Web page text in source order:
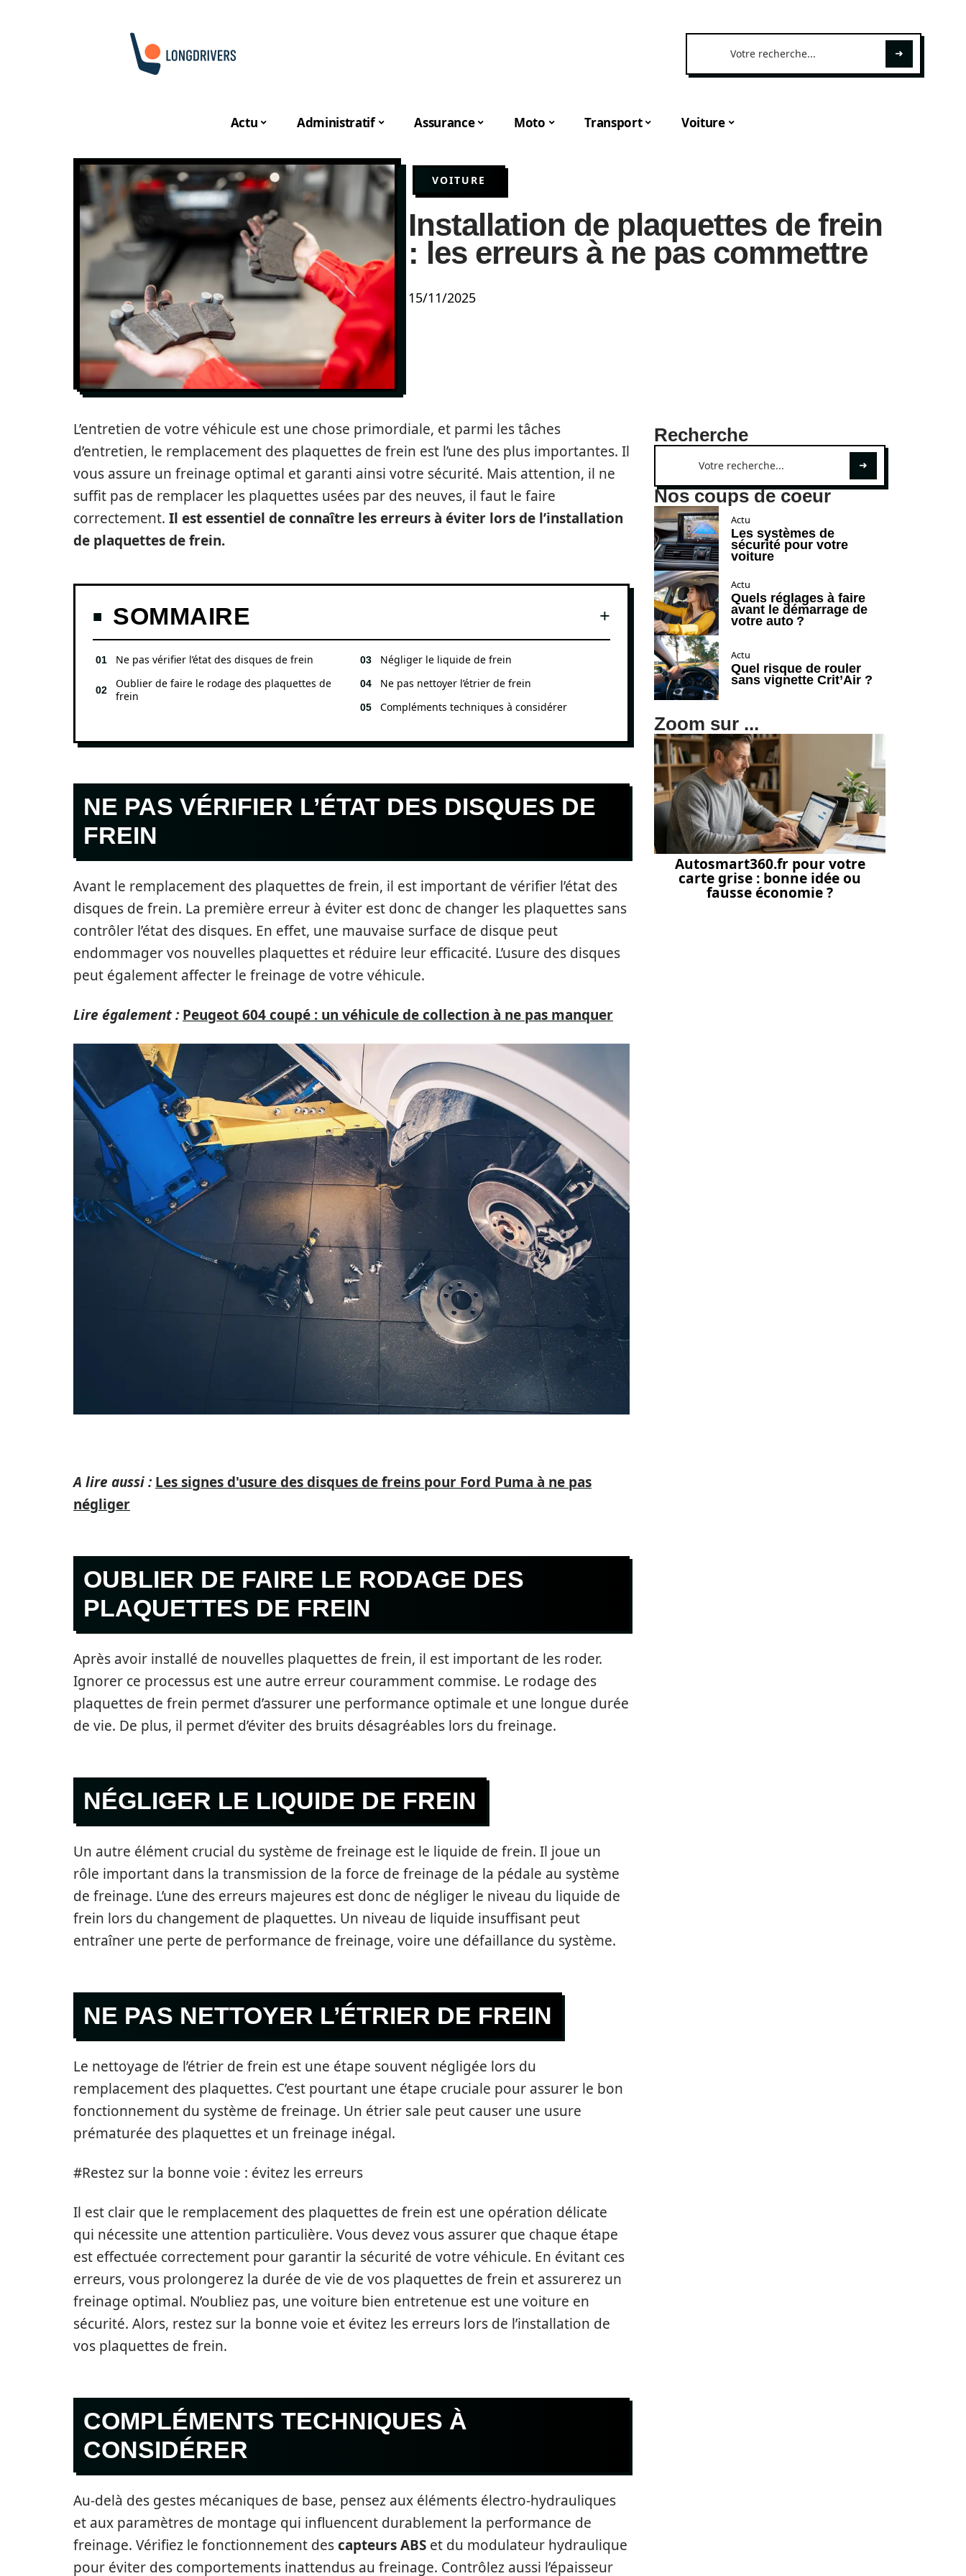
Actu Administratif Assurance Moto Transport Voiture
VOITURE
Installation de plaquettes de frein
: les erreurs à ne pas commettre
15/11/2025
L’entretien de votre véhicule est une chose primordiale, et parmi les tâches
d’entretien, le remplacement des plaquettes de frein est l’une des plus importantes. Il
vous assure un freinage optimal et garanti ainsi votre sécurité. Mais attention, il ne
suffit pas de remplacer les plaquettes usées par des neuves, il faut le faire
correctement. Il est essentiel de connaître les erreurs à éviter lors de l’installation
de plaquettes de frein.
SOMMAIRE
Ne pas vérifier l’état des disques de frein
Oublier de faire le rodage des plaquettes de
frein
Négliger le liquide de frein
Ne pas nettoyer l’étrier de frein
Compléments techniques à considérer
NE PAS VÉRIFIER L’ÉTAT DES DISQUES DE
FREIN
Avant le remplacement des plaquettes de frein, il est important de vérifier l’état des
disques de frein. La première erreur à éviter est donc de changer les plaquettes sans
contrôler l’état des disques. En effet, une mauvaise surface de disque peut
endommager vos nouvelles plaquettes et réduire leur efficacité. L’usure des disques
peut également affecter le freinage de votre véhicule.
Lire également : Peugeot 604 coupé : un véhicule de collection à ne pas manquer
A lire aussi : Les signes d'usure des disques de freins pour Ford Puma à ne pas
négliger
OUBLIER DE FAIRE LE RODAGE DES
PLAQUETTES DE FREIN
Après avoir installé de nouvelles plaquettes de frein, il est important de les roder.
Ignorer ce processus est une autre erreur couramment commise. Le rodage des
plaquettes de frein permet d’assurer une performance optimale et une longue durée
de vie. De plus, il permet d’éviter des bruits désagréables lors du freinage.
NÉGLIGER LE LIQUIDE DE FREIN
Un autre élément crucial du système de freinage est le liquide de frein. Il joue un
rôle important dans la transmission de la force de freinage de la pédale au système
de freinage. L’une des erreurs majeures est donc de négliger le niveau du liquide de
frein lors du changement de plaquettes. Un niveau de liquide insuffisant peut
entraîner une perte de performance de freinage, voire une défaillance du système.
NE PAS NETTOYER L’ÉTRIER DE FREIN
Le nettoyage de l’étrier de frein est une étape souvent négligée lors du
remplacement des plaquettes. C’est pourtant une étape cruciale pour assurer le bon
fonctionnement du système de freinage. Un étrier sale peut causer une usure
prématurée des plaquettes et un freinage inégal.
#Restez sur la bonne voie : évitez les erreurs
Il est clair que le remplacement des plaquettes de frein est une opération délicate
qui nécessite une attention particulière. Vous devez vous assurer que chaque étape
est effectuée correctement pour garantir la sécurité de votre véhicule. En évitant ces
erreurs, vous prolongerez la durée de vie de vos plaquettes de frein et assurerez un
freinage optimal. N’oubliez pas, une voiture bien entretenue est une voiture en
sécurité. Alors, restez sur la bonne voie et évitez les erreurs lors de l’installation de
vos plaquettes de frein.
COMPLÉMENTS TECHNIQUES À
CONSIDÉRER
Au-delà des gestes mécaniques de base, pensez aux éléments électro-hydrauliques
et aux paramètres de montage qui influencent durablement la performance de
freinage. Vérifiez le fonctionnement descapteurs ABS et du modulateur hydraulique
pour éviter des comportements inattendus au freinage. Contrôlez aussi l’épaisseur
Recherche
Nos coups de coeur
Actu
Les systèmes de
sécurité pour votre
voiture
Actu
Quels réglages à faire
avant le démarrage de
votre auto ?
Actu
Quel risque de rouler
sans vignette Crit’Air ?
Zoom sur ...
Autosmart360.fr pour votre
carte grise : bonne idée ou
fausse économie ?